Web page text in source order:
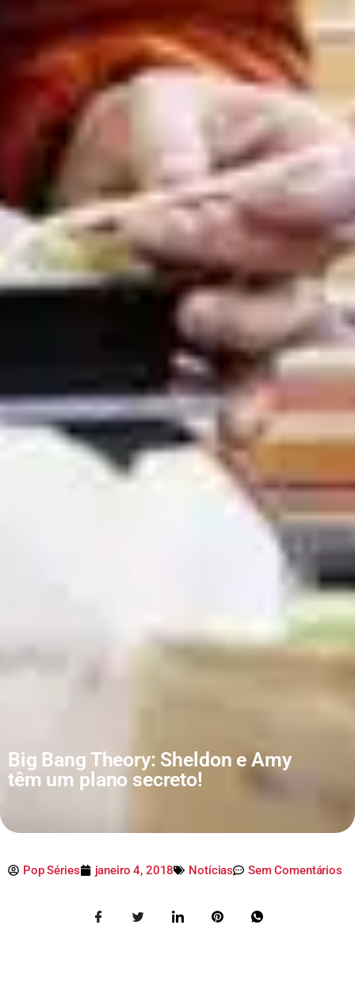
Big Bang Theory: Sheldon e Amy
têm um plano secreto!
Pop Séries janeiro 4, 2018 Notícias Sem Comentários